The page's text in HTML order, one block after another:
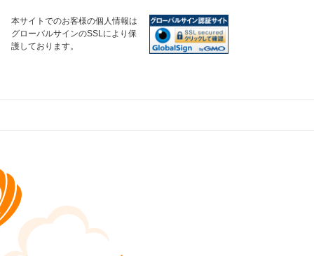
本サイトでのお客様の個人情報は
グローバルサインのSSLにより保
護しております。